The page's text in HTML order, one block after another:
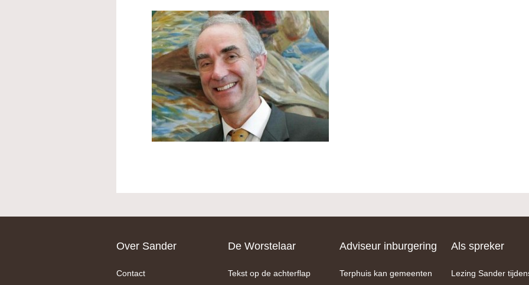
Over Sander
Contact
De Worstelaar
Tekst op de achterflap
Adviseur inburgering
Terphuis kan gemeenten
Als spreker
Lezing Sander